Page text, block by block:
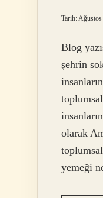
Tarih:
Blog
şehrin
olarak
yemeği